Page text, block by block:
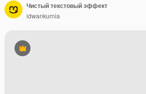
Премиум
Чистый текстовый эффект
idwankurnia